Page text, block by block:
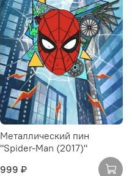
Металлический пин
"Spider-Man (2017)"
999 ₽